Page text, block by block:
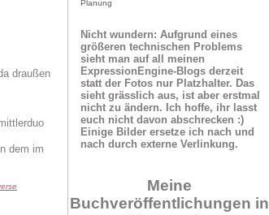
draußen
dem im
Planung
Nicht wundern: Aufgrund eines
größeren technischen Problems
sieht man auf all meinen
ExpressionEngine-Blogs derzeit
statt der Fotos nur Platzhalter. Das
sieht grässlich aus, ist aber erstmal
nicht zu ändern. Ich hoffe, ihr lasst
euch nicht davon abschrecken :)
Einige Bilder ersetze ich nach und
nach durch externe Verlinkung.
Meine
Buchveröffentlichungen in